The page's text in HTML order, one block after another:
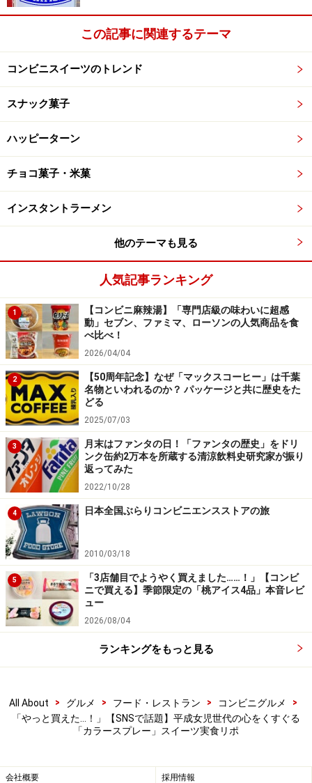
2. 【赤城乳業】「トッピンぎゅ～！」194
円
赤城乳業「トッピンぎゅ～！」194円（税込）
続いて紹介するのは、コンビニ各社で販売されている、
赤城乳業の「トッピンぎゅ～！」194円（税込）です。
実はこちらは、開発者が子どもの頃に抱いていた、「カ
ラースプレーをたくさん食べたい！」という夢を叶えた
アイスなのだそう。
2024年に限定販売された際にはSNSを中心に大きな話題
となり、予想以上の販売数で供給が追いつかず、販売休
止になるほどの人気でした。そして2026年3月24日、待
望の復活販売となりました！
アイスの中にたっぷりのカラースプレーが！
ホイップクリーム風アイスの中に、カラースプレーとチ
ョコソースをたっぷりと混ぜ込んだアイスバーです。
食べ進めると、チョコソースがとろ～り。カラースプレーの
甘さと相性抜群です！
食べ進めると、チョコソースがとろ～りと広がり、カラ
ースプレーの甘さと相性抜群。カラースプレーのザクザ
クとした食感に、滑らかなホイップクリーム風アイスの
甘みが重なります。子どもから大人まで楽しめる、甘さ
たっぷりの幸せな気分になれる一品です。
いかがでしたか。平成女児世代にとってはどこか懐かし
く、現在の子ども・若者世代にもワクワクする「カラー
スプレー」を使ったカラフルなスイーツ。発売するたび
に人気を集めているため、今後も新商品が続々と登場し
してみてください。
※商品の在庫状況は日々変動するため、紹介した商品が
ください。
この記事に関連するテーマ
コンビニスイーツのトレンド
スナック菓子
ハッピーターン
チョコ菓子・米菓
インスタントラーメン
他のテーマも見る
人気記事ランキング
1
【コンビニ麻辣湯】「専門店級の味わいに超感
動」セブン、ファミマ、ローソンの人気商品を食
べ比べ！
2026/04/04
2
【50周年記念】なぜ「マックスコーヒー」は千葉
名物といわれるのか？ パッケージと共に歴史をた
どる
2025/07/03
3
月末はファンタの日！「ファンタの歴史」をドリ
ンク缶約2万本を所蔵する清涼飲料史研究家が振り
返ってみた
2022/10/28
4 日本全国ぶらりコンビニエンスストアの旅
2010/03/18
5
「3店舗目でようやく買えました……！」【コンビ
ニで買える】季節限定の「桃アイス4品」本音レビ
ュー
2026/08/04
ランキングをもっと見る
All About > グルメ > フード・レストラン > コンビニグルメ
>
「やっと買えた…！」【SNSで話題】平成女児世代の心をくすぐる
「カラースプレー」スイーツ実食リポ
会社概要 採用情報